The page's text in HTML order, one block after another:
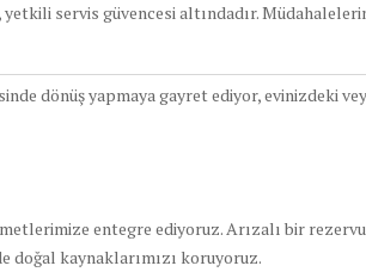
servis güvencesi altındadır.
dönüş yapmaya gayret ediyor, evinizdeki
entegre ediyoruz. Arızalı bir
doğal kaynaklarımızı koruyoruz.